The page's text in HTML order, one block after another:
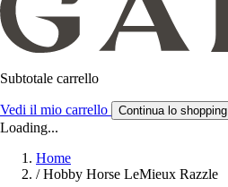
Subtotale carrello
Vedi il mio carrello Continua lo shopping
Loading...
Home
/ Hobby Horse LeMieux Razzle